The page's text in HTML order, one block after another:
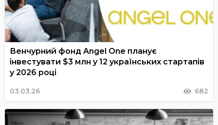
Венчурний фонд Angel One планує
інвестувати $3 млн у 12 українських стартапів
у 2026 році
03.03.26 682